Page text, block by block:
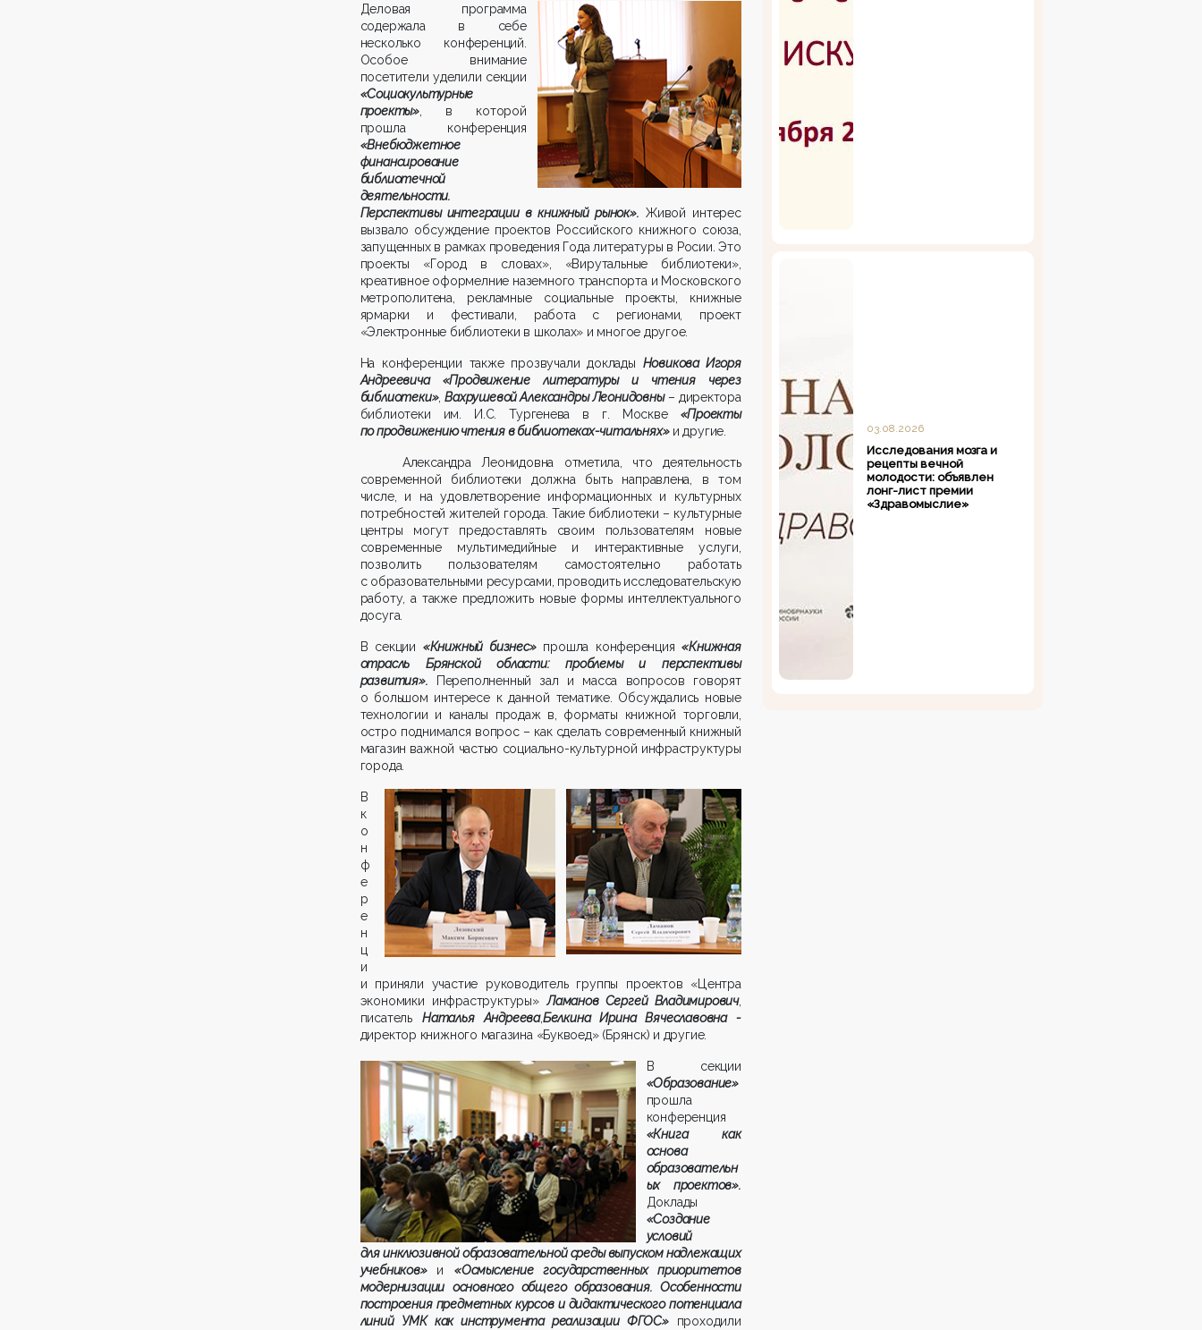
Деловая программа
содержала в себе
несколько конференций.
Особое внимание
посетители уделили секции
«Социокультурные
проекты», в которой
прошла конференция
«Внебюджетное
финансирование
библиотечной
деятельности.
Перспективы интеграции в книжный рынок». Живой интерес
вызвало обсуждение проектов Российского книжного союза,
запущенных в рамках проведения Года литературы в Росии. Это
проекты «Город в словах», «Вирутальные библиотеки»,
креативное оформелние наземного транспорта и Московского
метрополитена, рекламные социальные проекты, книжные
ярмарки и фестивали, работа с регионами, проект
«Электронные библиотеки в школах» и многое другое.
На конференции также прозвучали доклады Новикова Игоря
Андреевича «Продвижение литературы и чтения через
библиотеки»,Вахрушевой Александры Леонидовны– директора
библиотеки им. И.С. Тургенева в г. Москве «Проекты
по продвижению чтения в библиотеках-читальнях»и другие.
Александра Леонидовна отметила, что деятельность
современной библиотеки должна быть направлена, в том
числе, и на удовлетворение информационных и культурных
потребностей жителей города. Такие библиотеки – культурные
центры могут предоставлять своим пользователям новые
современные мультимедийные и интерактивные услуги,
позволить пользователям самостоятельно работать
с образовательными ресурсами, проводить исследовательскую
работу, а также предложить новые формы интеллектуального
досуга.
В секции «Книжный бизнес»прошла конференция«Книжная
отрасль Брянской области: проблемы и перспективы
развития». Переполненный зал и масса вопросов говорят
о большом интересе к данной тематике. Обсуждались новые
технологии и каналы продаж в, форматы книжной торговли,
остро поднимался вопрос – как сделать современный книжный
магазин важной частью социально-культурной инфраструктуры
города.
В
к
о
н
ф
е
р
е
н
ц
и
и приняли участие руководитель группы проектов «Центра
экономики инфраструктуры» Ламанов Сергей Владимирович,
писательНаталья Андреева,Белкина Ирина Вячеславовна -
директор книжного магазина «Буквоед» (Брянск) и другие.
В секции
«Образование»
прошла
конференция
«Книга как
основа
образовательн
ых проектов».
Доклады
«Создание
условий
для инклюзивной образовательной среды выпуском надлежащих
учебников» и «Осмысление государственных приоритетов
модернизации основного общего образования. Особенности
построения предметных курсов и дидактического потенциала
линий УМК как инструмента реализации ФГОС»
проходили
03.08.2026
Исследования мозга и
рецепты вечной
молодости: объявлен
лонг-лист премии
«Здравомыслие»